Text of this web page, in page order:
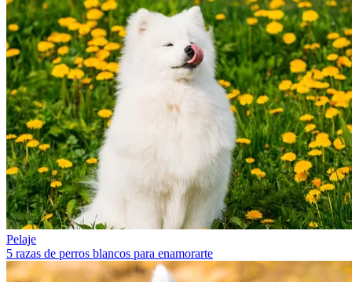
Pelaje
5 razas de perros blancos para enamorarte